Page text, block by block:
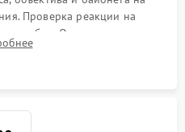
Проверка реакции на
ошибок. Оценка состояния
автофокуса и вспышки.